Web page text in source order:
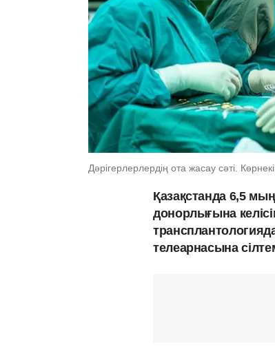
Дәрігерлерлердің ота жасау сәті.
Қазақстанда 6,5
донорлығына
телеарнасына